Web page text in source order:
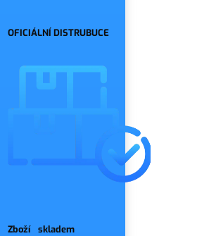
OFICIÁLNÍ DISTRUBUCE
Zboží skladem